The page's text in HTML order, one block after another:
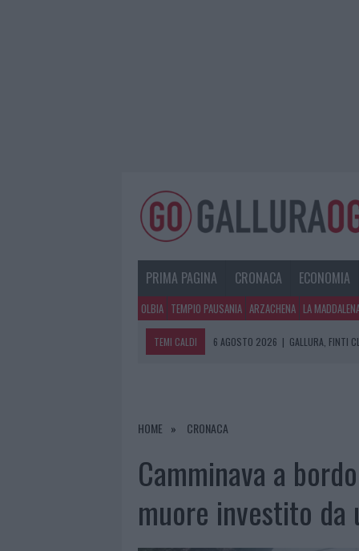
PRIMA PAGINA CRONACA ECONOMIA
OLBIA TEMPIO PAUSANIA ARZACHENA LA
TEMI CALDI 6 AGOSTO 2026 | GALLURA, FINTI
6 AGOSTO 2026
|
HOME CRONACA
Camminava a
muore investito da